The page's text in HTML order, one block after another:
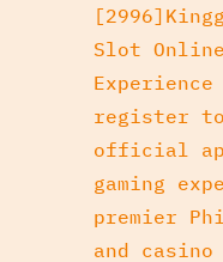
Slot Online
register
official
gaming
premier
and casino